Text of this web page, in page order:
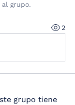
grupo.
2
grupo tiene